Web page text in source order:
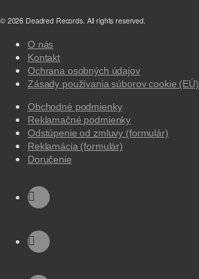
© 2026 Deadred Records. All rights reserved.
O nás
Kontakt
Ochrana osobných údajov
Zásady používania súborov cookie (EÚ)
Obchodné podmienky
Reklamačné podmienky
Odstúpenie od zmluvy (formulár)
Reklamácia (formulár)
Doručenie